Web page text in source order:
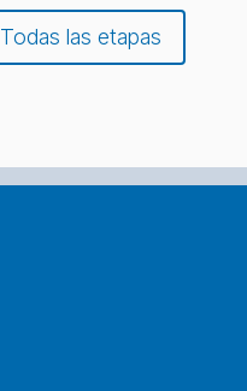
Todas las etapas